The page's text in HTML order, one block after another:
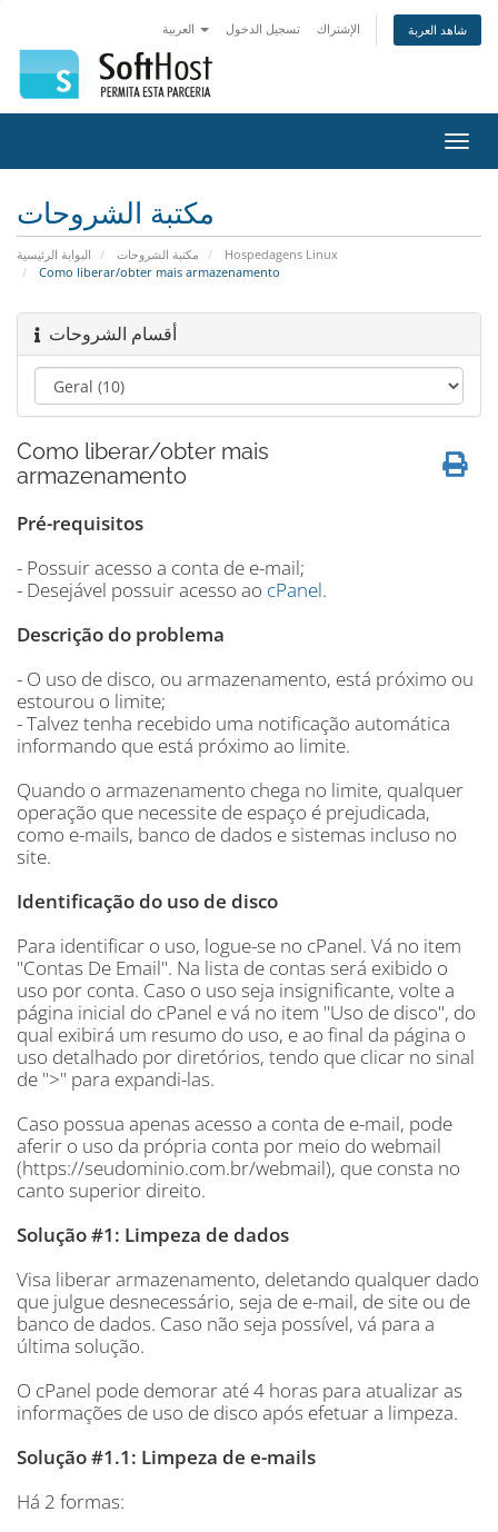
تسجيل الدخول الإشتراك شاهد العربة
تبديل
التنقل
مكتبة الشروحات
البوابة الرئيسية مكتبة الشروحات
Hospedagens Linux
Como liberar/obter mais armazenamento
أقسام الشروحات
Como liberar/obter mais
armazenamento
Pré-requisitos
- Possuir acesso a conta de e-mail;
- Desejável possuir acesso ao cPanel.
Descrição do problema
- O uso de disco, ou armazenamento, está próximo ou
estourou o limite;
- Talvez tenha recebido uma notificação automática
informando que está próximo ao limite.
Quando o armazenamento chega no limite, qualquer
operação que necessite de espaço é prejudicada,
como e-mails, banco de dados e sistemas incluso no
site.
Identificação do uso de disco
Para identificar o uso, logue-se no cPanel. Vá no item
"Contas De Email". Na lista de contas será exibido o
uso por conta. Caso o uso seja insignificante, volte a
página inicial do cPanel e vá no item "Uso de disco", do
qual exibirá um resumo do uso, e ao final da página o
uso detalhado por diretórios, tendo que clicar no sinal
de ">" para expandi-las.
Caso possua apenas acesso a conta de e-mail, pode
aferir o uso da própria conta por meio do webmail
(https://seudominio.com.br/webmail), que consta no
canto superior direito.
Solução #1: Limpeza de dados
Visa liberar armazenamento, deletando qualquer dado
que julgue desnecessário, seja de e-mail, de site ou de
banco de dados. Caso não seja possível, vá para a
última solução.
O cPanel pode demorar até 4 horas para atualizar as
informações de uso de disco após efetuar a limpeza.
Solução #1.1: Limpeza de e-mails
Há 2 formas: